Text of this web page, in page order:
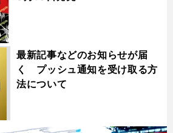
最新記事などのお知らせが届
く プッシュ通知を受け取る方
法について